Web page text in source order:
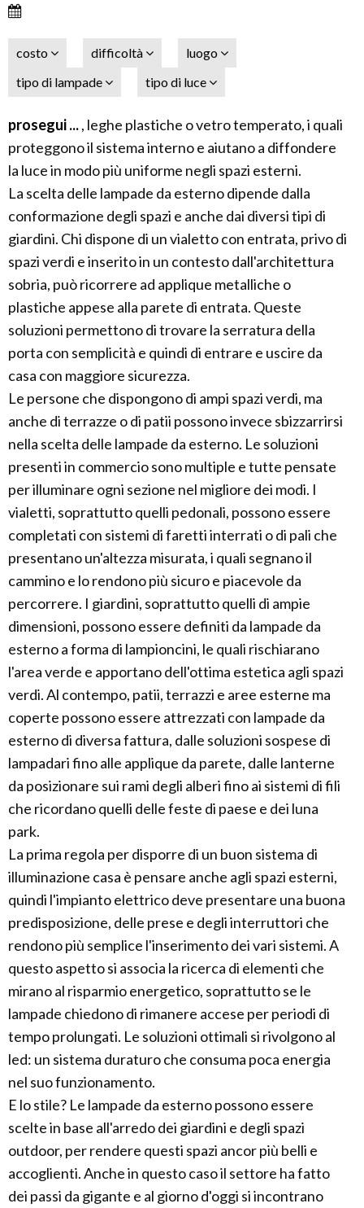
costo difficoltà
luogo
tipo di lampade
tipo di luce
prosegui ..., leghe plastiche o vetro temperato, i quali
proteggono il sistema interno e aiutano a diffondere
la luce in modo più uniforme negli spazi esterni.
La scelta delle lampade da esterno dipende dalla
conformazione degli spazi e anche dai diversi tipi di
giardini. Chi dispone di un vialetto con entrata, privo di
spazi verdi e inserito in un contesto dall'architettura
sobria, può ricorrere ad applique metalliche o
plastiche appese alla parete di entrata. Queste
soluzioni permettono di trovare la serratura della
porta con semplicità e quindi di entrare e uscire da
casa con maggiore sicurezza.
Le persone che dispongono di ampi spazi verdi, ma
anche di terrazze o di patii possono invece sbizzarrirsi
nella scelta delle lampade da esterno. Le soluzioni
presenti in commercio sono multiple e tutte pensate
per illuminare ogni sezione nel migliore dei modi. I
vialetti, soprattutto quelli pedonali, possono essere
completati con sistemi di faretti interrati o di pali che
presentano un'altezza misurata, i quali segnano il
cammino e lo rendono più sicuro e piacevole da
percorrere. I giardini, soprattutto quelli di ampie
dimensioni, possono essere definiti da lampade da
esterno a forma di lampioncini, le quali rischiarano
l'area verde e apportano dell'ottima estetica agli spazi
verdi. Al contempo, patii, terrazzi e aree esterne ma
coperte possono essere attrezzati con lampade da
esterno di diversa fattura, dalle soluzioni sospese di
lampadari fino alle applique da parete, dalle lanterne
da posizionare sui rami degli alberi fino ai sistemi di fili
che ricordano quelli delle feste di paese e dei luna
park.
La prima regola per disporre di un buon sistema di
illuminazione casa è pensare anche agli spazi esterni,
quindi l'impianto elettrico deve presentare una buona
predisposizione, delle prese e degli interruttori che
rendono più semplice l'inserimento dei vari sistemi. A
questo aspetto si associa la ricerca di elementi che
mirano al risparmio energetico, soprattutto se le
lampade chiedono di rimanere accese per periodi di
tempo prolungati. Le soluzioni ottimali si rivolgono al
led: un sistema duraturo che consuma poca energia
nel suo funzionamento.
E lo stile? Le lampade da esterno possono essere
scelte in base all'arredo dei giardini e degli spazi
outdoor, per rendere questi spazi ancor più belli e
accoglienti. Anche in questo caso il settore ha fatto
dei passi da gigante e al giorno d'oggi si incontrano